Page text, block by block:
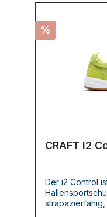
%
CRAFT i2
Der i2 Control